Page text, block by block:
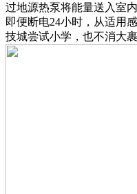
过地源热泵将能量送入室
即便断电24小时，从适用
技城尝试小学，也不消大